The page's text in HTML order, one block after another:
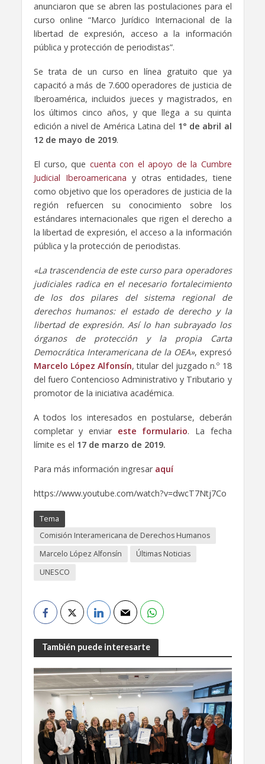
anunciaron que se abren las postulaciones para el
curso online “Marco Jurídico Internacional de la
libertad de expresión, acceso a la información
pública y protección de periodistas”.
Se trata de un curso en línea gratuito que ya
capacitó a más de 7.600 operadores de justicia de
Iberoamérica, incluidos jueces y magistrados, en
los últimos cinco años, y que llega a su quinta
edición a nivel de América Latina del 1° de abril al
12 de mayo de 2019.
El curso, que cuenta con el apoyo de la Cumbre
Judicial Iberoamericana y otras entidades, tiene
como objetivo que los operadores de justicia de la
región refuercen su conocimiento sobre los
estándares internacionales que rigen el derecho a
la libertad de expresión, el acceso a la información
pública y la protección de periodistas.
«La trascendencia de este curso para operadores
judiciales radica en el necesario fortalecimiento
de los dos pilares del sistema regional de
derechos humanos: el estado de derecho y la
libertad de expresión. Así lo han subrayado los
órganos de protección y la propia Carta
Democrática Interamericana de la OEA», expresó
Marcelo López Alfonsín, titular del juzgado n.º 18
del fuero Contencioso Administrativo y Tributario y
promotor de la iniciativa académica.
A todos los interesados en postularse, deberán
completar y enviar este formulario. La fecha
límite es el 17 de marzo de 2019.
Para más información ingresar aquí
https://www.youtube.com/watch?v=dwcT7Ntj7Co
Tema
Comisión Interamericana de Derechos Humanos
Marcelo López Alfonsín
Últimas Noticias
UNESCO
También puede interesarte